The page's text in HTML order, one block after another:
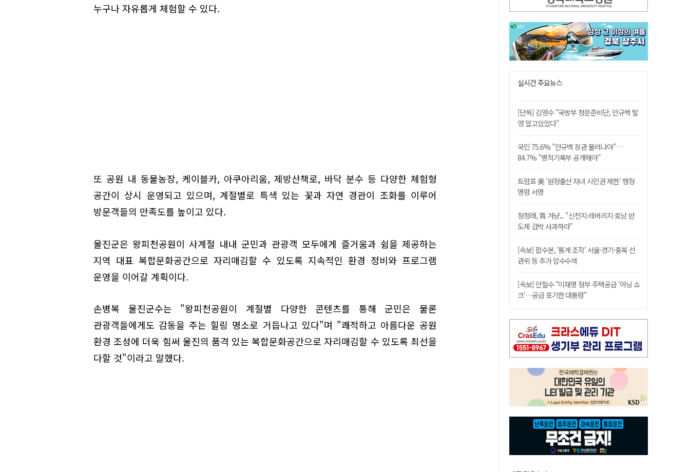
누구나 자유롭게 체험할 수 있다.
또 공원 내 동물농장, 케이블카, 아쿠아리움, 제방산책로, 바닥 분수 등 다양한 체험형
공간이 상시 운영되고 있으며, 계절별로 특색 있는 꽃과 자연 경관이 조화를 이루어
방문객들의 만족도를 높이고 있다.
울진군은 왕피천공원이 사계절 내내 군민과 관광객 모두에게 즐거움과 쉼을 제공하는
지역 대표 복합문화공간으로 자리매김할 수 있도록 지속적인 환경 정비와 프로그램
운영을 이어갈 계획이다.
손병복 울진군수는 "왕피천공원이 계절별 다양한 콘텐츠를 통해 군민은 물론
관광객들에게도 감동을 주는 힐링 명소로 거듭나고 있다"며 "쾌적하고 아름다운 공원
환경 조성에 더욱 힘써 울진의 품격 있는 복합문화공간으로 자리매김할 수 있도록 최선을
다할 것"이라고 말했다.
실시간 주요뉴스
[단독] 김영수 "국방부 청문준비단, 안규백 탈
영 알고있었다"
국민 75.6% "안규백 장관 물러나야"…
84.7% "병적기록부 공개해야"
트럼프 美 '원정출산 자녀 시민권 제한' 행정
명령 서명
정청래, 靑 겨냥... "신천지·레버리지·호남 반
도체 겁박 사과하라"
[속보] 합수본, '통계 조작' 서울·경기·충북 선
관위 등 추가 압수수색
[속보] 안철수 "이재명 정부 주택공급 '어닝 쇼
크'…공급 포기한 대통령"